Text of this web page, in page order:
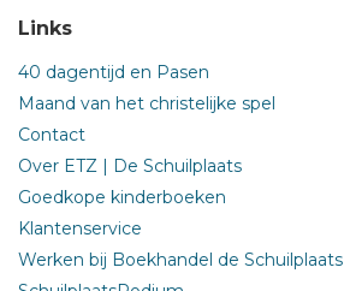
Links
40 dagentijd en Pasen
Maand van het christelijke spel
Contact
Over ETZ | De Schuilplaats
Goedkope kinderboeken
Klantenservice
Werken bij Boekhandel de Schuilplaats